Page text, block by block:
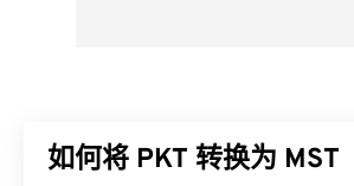
如何将 PKT 转换为 MST